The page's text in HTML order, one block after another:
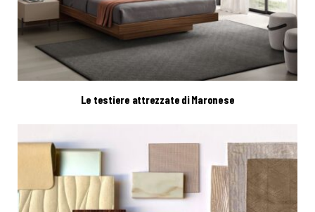
Le testiere attrezzate di Maronese